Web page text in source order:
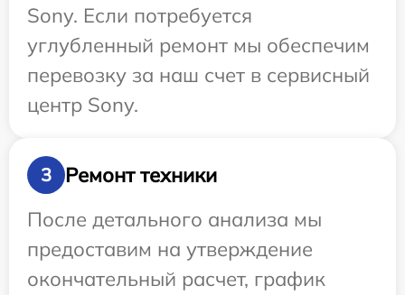
Sony. Если потребуется
углубленный ремонт мы обеспечим
перевозку за наш счет в сервисный
центр Sony.
3
Ремонт техники
После детального анализа мы
предоставим на утверждение
окончательный расчет, график